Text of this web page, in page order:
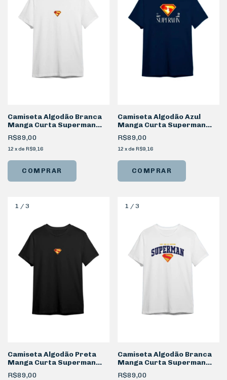
Camiseta Algodão Branca
Manga Curta Superman
Last Son
R$89,00
12 x de R$9,16
COMPRAR
Camiseta Algodão Azul
Manga Curta Superman
Logo Filme
R$89,00
12 x de R$9,16
COMPRAR
1 / 3
Camiseta Algodão Preta
Manga Curta Superman
Logo Filme
R$89,00
1 / 3
Camiseta Algodão Branca
Manga Curta Superman
Logo
R$89,00